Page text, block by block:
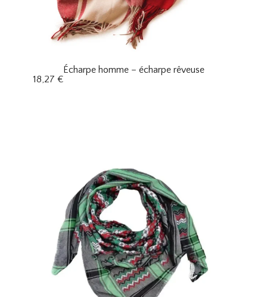
Écharpe homme – écharpe rêveuse
18,27 €